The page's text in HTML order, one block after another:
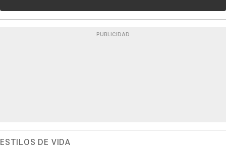
PUBLICIDAD
ESTILOS DE VIDA